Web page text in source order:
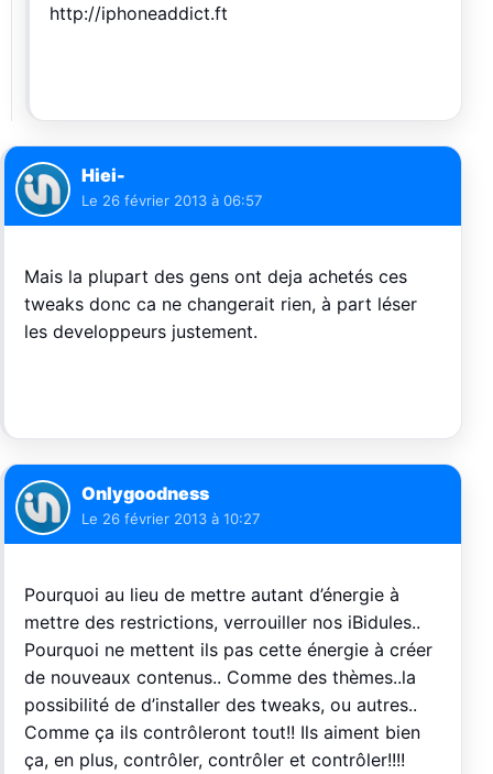
http://iphoneaddict.ft
Hiei-
Le 26 février 2013 à 06:57
Mais la plupart des gens ont deja achetés ces
tweaks donc ca ne changerait rien, à part léser
les developpeurs justement.
Onlygoodness
Le 26 février 2013 à 10:27
Pourquoi au lieu de mettre autant d’énergie à
mettre des restrictions, verrouiller nos iBidules..
Pourquoi ne mettent ils pas cette énergie à créer
de nouveaux contenus.. Comme des thèmes..la
possibilité de d’installer des tweaks, ou autres..
Comme ça ils contrôleront tout!! Ils aiment bien
ça, en plus, contrôler, contrôler et contrôler!!!!